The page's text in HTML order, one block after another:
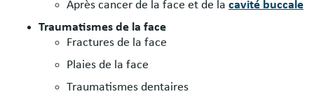
Après cancer de la face et de la cavité buccale
Traumatismes de la face
Fractures de la face
Plaies de la face
Traumatismes dentaires